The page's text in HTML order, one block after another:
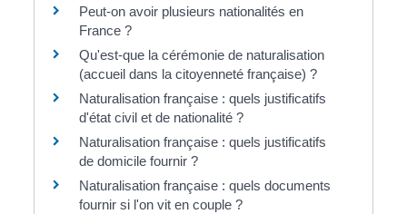
Peut-on avoir plusieurs nationalités en
France ?
Qu'est-que la cérémonie de naturalisation
(accueil dans la citoyenneté française) ?
Naturalisation française : quels justificatifs
d'état civil et de nationalité ?
Naturalisation française : quels justificatifs
de domicile fournir ?
Naturalisation française : quels documents
fournir si l'on vit en couple ?